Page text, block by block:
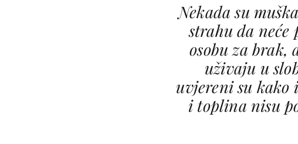
Nekada su
strahu da neće
osobu za brak,
uživaju u
uvjereni su kako
i toplina nisu